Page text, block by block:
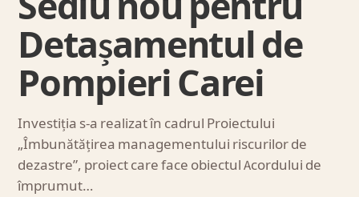
Detașamentul de
Pompieri Carei
Investiția s-a realizat în cadrul Proiectului
„Îmbunătățirea managementului riscurilor de
dezastre”, proiect care face obiectul Acordului de
împrumut…